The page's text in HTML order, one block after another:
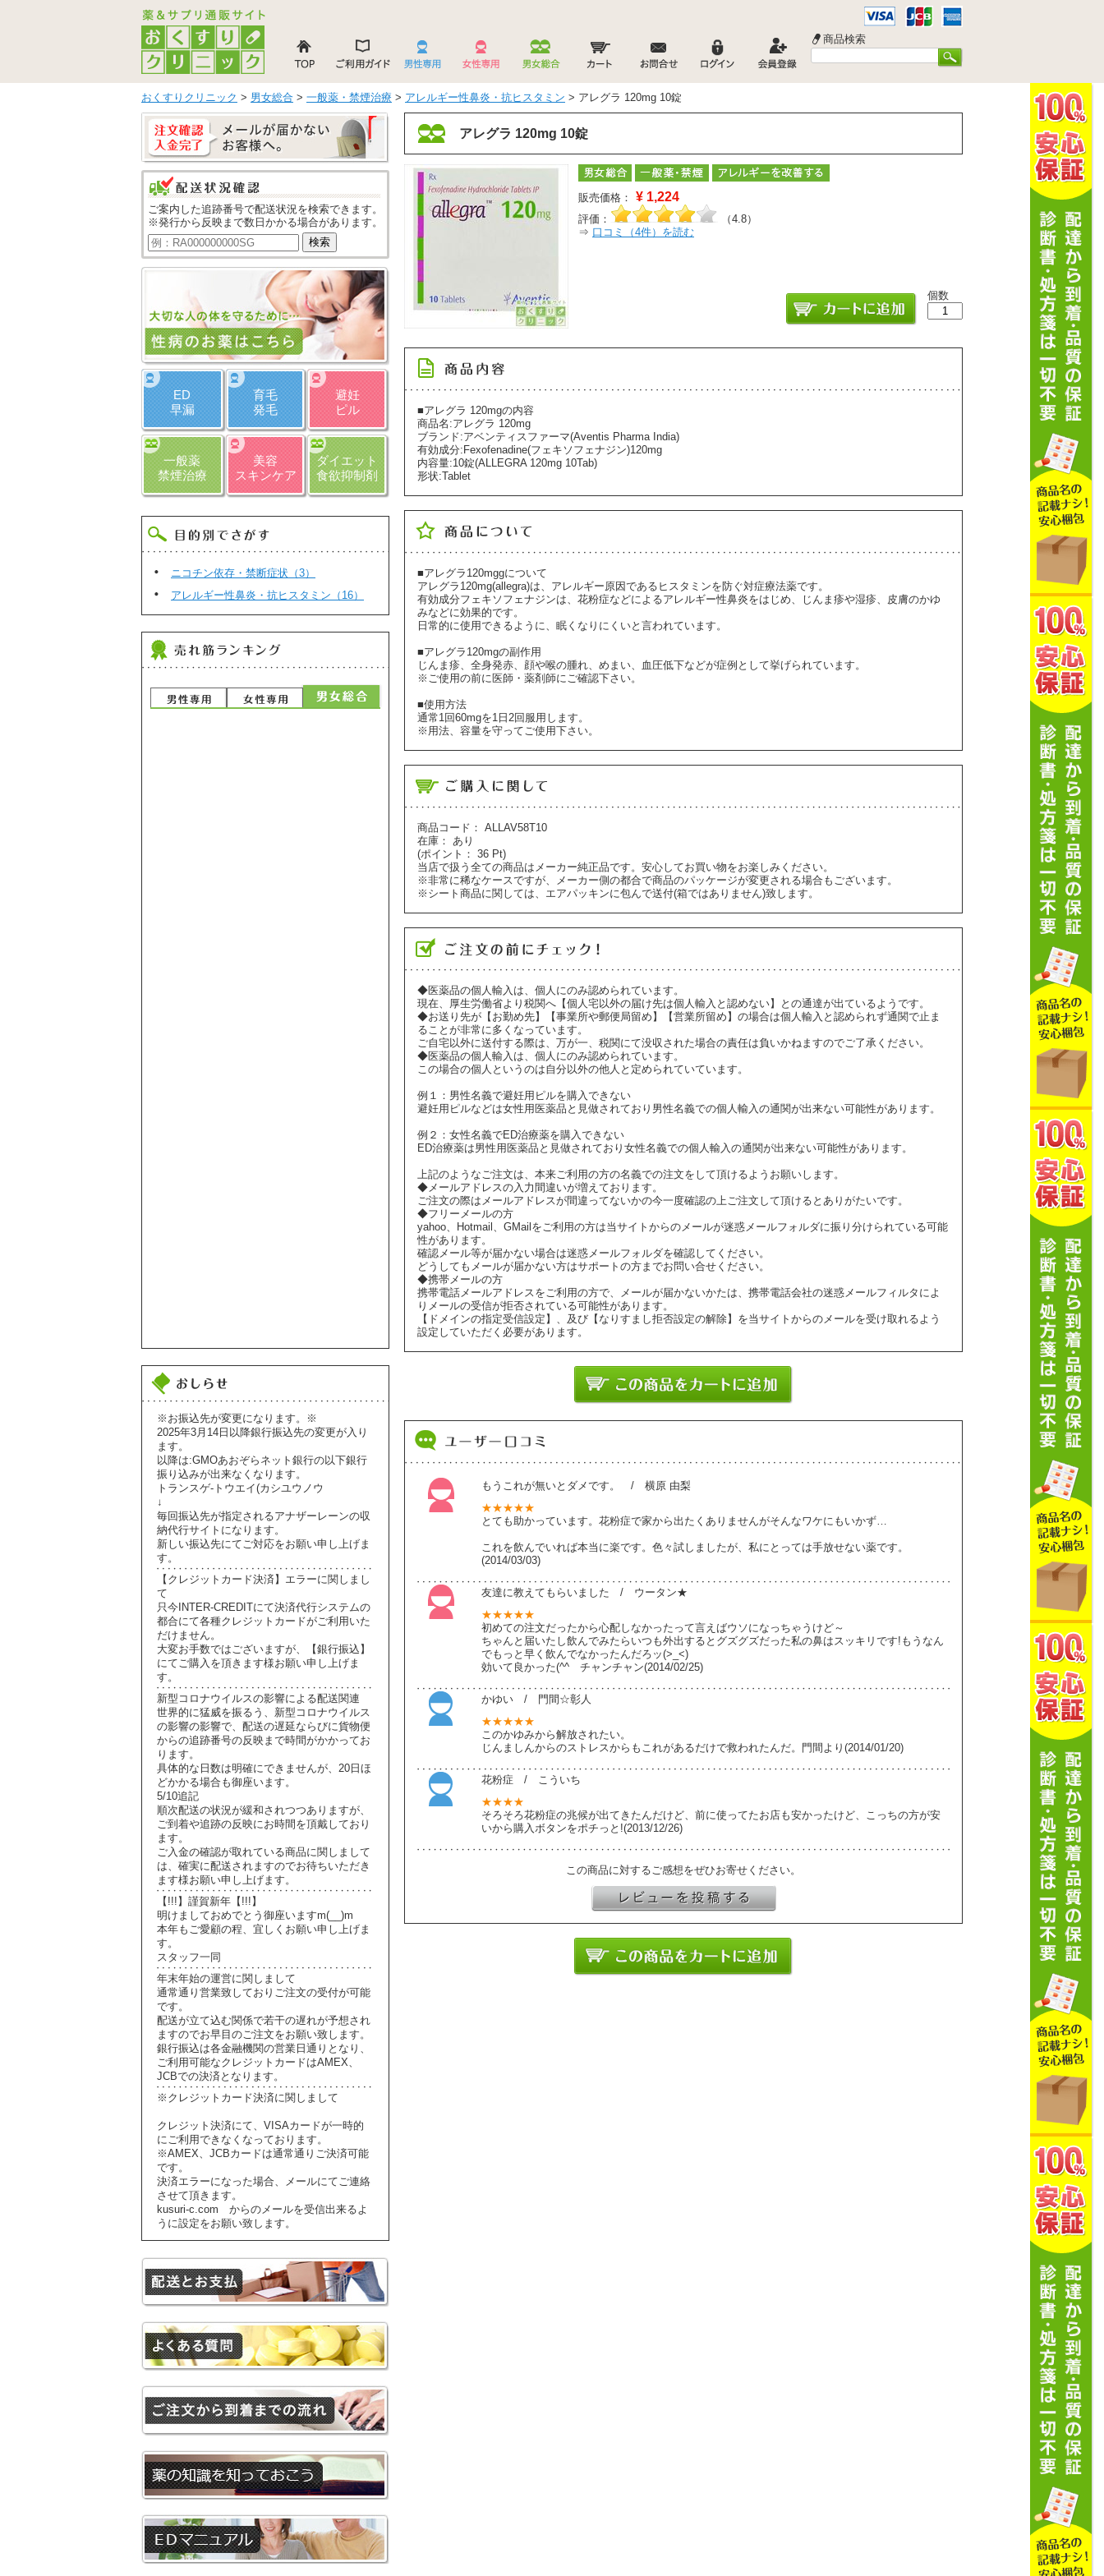
商品検索
おくすりクリニック > 男女総合 > 一般薬・禁煙治療 > アレルギー性鼻炎・抗ヒスタミン > アレグラ 120mg 10錠
アレグラ 120mg 10錠
販売価格： ¥ 1,224
評価： （4.8）
⇒ 口コミ（4件）を読む
個数
■アレグラ 120mgの内容
商品名:アレグラ 120mg
ブランド:アベンティスファーマ(Aventis Pharma India)
有効成分:Fexofenadine(フェキソフェナジン)120mg
内容量:10錠(ALLEGRA 120mg 10Tab)
形状:Tablet
■アレグラ120mggについて
アレグラ120mg(allegra)は、アレルギー原因であるヒスタミンを防ぐ対症療法薬です。
有効成分フェキソフェナジンは、花粉症などによるアレルギー性鼻炎をはじめ、じんま疹や湿疹、皮膚のかゆ
みなどに効果的です。
日常的に使用できるように、眠くなりにくいと言われています。
■アレグラ120mgの副作用
じんま疹、全身発赤、顔や喉の腫れ、めまい、血圧低下などが症例として挙げられています。
※ご使用の前に医師・薬剤師にご確認下さい。
■使用方法
通常1回60mgを1日2回服用します。
※用法、容量を守ってご使用下さい。
商品コード： ALLAV58T10
在庫： あり
(ポイント： 36 Pt)
当店で扱う全ての商品はメーカー純正品です。安心してお買い物をお楽しみください。
※非常に稀なケースですが、メーカー側の都合で商品のパッケージが変更される場合もございます。
※シート商品に関しては、エアパッキンに包んで送付(箱ではありません)致します。
◆医薬品の個人輸入は、個人にのみ認められています。
現在、厚生労働省より税関へ【個人宅以外の届け先は個人輸入と認めない】との通達が出ているようです。
◆お送り先が【お勤め先】【事業所や郵便局留め】【営業所留め】の場合は個人輸入と認められず通関で止ま
ることが非常に多くなっています。
ご自宅以外に送付する際は、万が一、税関にて没収された場合の責任は負いかねますのでご了承ください。
◆医薬品の個人輸入は、個人にのみ認められています。
この場合の個人というのは自分以外の他人と定められていています。
例１：男性名義で避妊用ピルを購入できない
避妊用ピルなどは女性用医薬品と見做されており男性名義での個人輸入の通関が出来ない可能性があります。
例２：女性名義でED治療薬を購入できない
ED治療薬は男性用医薬品と見做されており女性名義での個人輸入の通関が出来ない可能性があります。
上記のようなご注文は、本来ご利用の方の名義での注文をして頂けるようお願いします。
◆メールアドレスの入力間違いが増えております。
ご注文の際はメールアドレスが間違ってないかの今一度確認の上ご注文して頂けるとありがたいです。
◆フリーメールの方
yahoo、Hotmail、GMailをご利用の方は当サイトからのメールが迷惑メールフォルダに振り分けられている可能
性があります。
確認メール等が届かない場合は迷惑メールフォルダを確認してください。
どうしてもメールが届かない方はサポートの方までお問い合せください。
◆携帯メールの方
携帯電話メールアドレスをご利用の方で、メールが届かないかたは、携帯電話会社の迷惑メールフィルタによ
りメールの受信が拒否されている可能性があります。
【ドメインの指定受信設定】、及び【なりすまし拒否設定の解除】を当サイトからのメールを受け取れるよう
設定していただく必要があります。
もうこれが無いとダメです。 / 横原 由梨
★★★★★
とても助かっています。花粉症で家から出たくありませんがそんなワケにもいかず…
これを飲んでいれば本当に楽です。色々試しましたが、私にとっては手放せない薬です。
(2014/03/03)
友達に教えてもらいました / ウータン★
★★★★★
初めての注文だったから心配しなかったって言えばウソになっちゃうけど～
ちゃんと届いたし飲んでみたらいつも外出するとグズグズだった私の鼻はスッキリです!もうなん
でもっと早く飲んでなかったんだろッ(>_<)
効いて良かった(^^ゞチャンチャン(2014/02/25)
かゆい / 門間☆彰人
★★★★★
このかゆみから解放されたい。
じんましんからのストレスからもこれがあるだけで救われたんだ。門間より(2014/01/20)
花粉症 / こういち
★★★★
そろそろ花粉症の兆候が出てきたんだけど、前に使ってたお店も安かったけど、こっちの方が安
いから購入ボタンをポチっと!(2013/12/26)
この商品に対するご感想をぜひお寄せください。
ご案内した追跡番号で配送状況を検索できます。
※発行から反映まで数日かかる場合があります。
ED
早漏
育毛
発毛
避妊
ピル
一般薬
禁煙治療
美容
スキンケア
ダイエット
食欲抑制剤
ニコチン依存・禁断症状（3）
アレルギー性鼻炎・抗ヒスタミン（16）
※お振込先が変更になります。※
2025年3月14日以降銀行振込先の変更が入り
ます。
以降は:GMOあおぞらネット銀行の以下銀行
振り込みが出来なくなります。
トランスゲ-トウエイ(カシユウノウ
↓
毎回振込先が指定されるアナザーレーンの収
納代行サイトになります。
新しい振込先にてご対応をお願い申し上げま
す。
【クレジットカード決済】エラーに関しまし
て
只今INTER-CREDITにて決済代行システムの
都合にて各種クレジットカードがご利用いた
だけません。
大変お手数ではございますが、【銀行振込】
にてご購入を頂きます様お願い申し上げま
す。
新型コロナウイルスの影響による配送関連
世界的に猛威を振るう、新型コロナウイルス
の影響の影響で、配送の遅延ならびに貨物便
からの追跡番号の反映まで時間がかかってお
ります。
具体的な日数は明確にできませんが、20日ほ
どかかる場合も御座います。
5/10追記
順次配送の状況が緩和されつつありますが、
ご到着や追跡の反映にお時間を頂戴しており
ます。
ご入金の確認が取れている商品に関しまして
は、確実に配送されますのでお待ちいただき
ます様お願い申し上げます。
【!!!】謹賀新年【!!!】
明けましておめでとう御座いますm(__)m
本年もご愛顧の程、宜しくお願い申し上げま
す。
スタッフ一同
年末年始の運営に関しまして
通常通り営業致しておりご注文の受付が可能
です。
配送が立て込む関係で若干の遅れが予想され
ますのでお早目のご注文をお願い致します。
銀行振込は各金融機関の営業日通りとなり、
ご利用可能なクレジットカードはAMEX、
JCBでの決済となります。
※クレジットカード決済に関しまして
クレジット決済にて、VISAカードが一時的
にご利用できなくなっております。
※AMEX、JCBカードは通常通りご決済可能
です。
決済エラーになった場合、メールにてご連絡
させて頂きます。
kusuri-c.com からのメールを受信出来るよ
うに設定をお願い致します。